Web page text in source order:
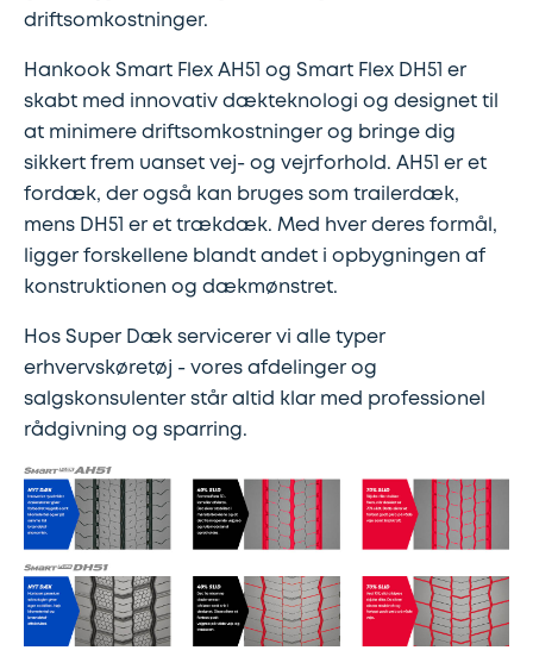
driftsomkostninger.
Hankook Smart Flex AH51 og Smart Flex DH51 er
skabt med innovativ dækteknologi og designet til
at minimere driftsomkostninger og bringe dig
sikkert frem uanset vej- og vejrforhold. AH51 er et
fordæk, der også kan bruges som trailerdæk,
mens DH51 er et trækdæk. Med hver deres formål,
ligger forskellene blandt andet i opbygningen af
konstruktionen og dækmønstret.
Hos Super Dæk servicerer vi alle typer
erhvervskøretøj - vores afdelinger og
salgskonsulenter står altid klar med professionel
rådgivning og sparring.